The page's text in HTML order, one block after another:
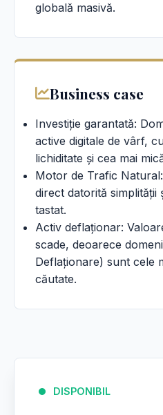
globală masivă.
Business case
Investiție garantată:
active digitale de vârf,
lichiditate și cea mai
Motor de Trafic
direct datorită simplității
tastat.
Activ deflaționar:
scade, deoarece
Deflaționare) sunt cele
căutate.
DISPONIBIL